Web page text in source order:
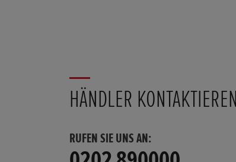
HÄNDLER KONTAKTIEREN
RUFEN SIE UNS AN: